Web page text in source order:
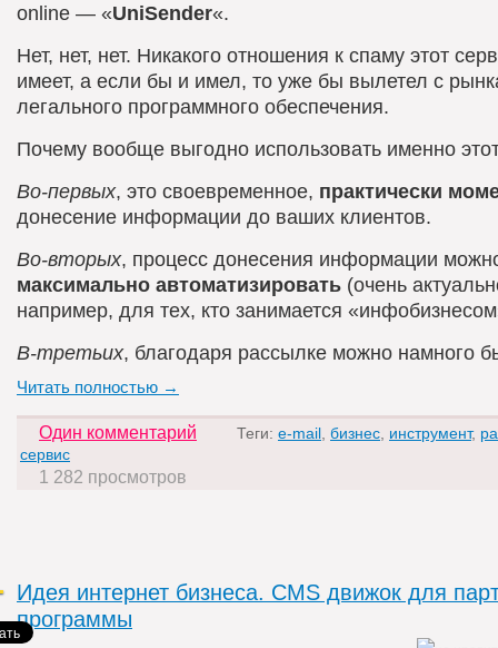
online — «UniSender«.
Нет, нет, нет. Никакого отношения к спаму этот
имеет, а если бы и имел, то уже бы вылетел с
легального программного обеспечения.
Почему вообще выгодно использовать именно
Во-первых, это своевременное, практически
донесение информации до ваших клиентов.
Во-вторых, процесс донесения информации
максимально автоматизировать (очень
например, для тех, кто занимается
В-третьих, благодаря рассылке можно намного
Читать полностью →
Один комментарий Теги: e-mail бизнес инструмент,
сервис
1 282 просмотров
Идея интернет бизнеса. CMS движок для
программы